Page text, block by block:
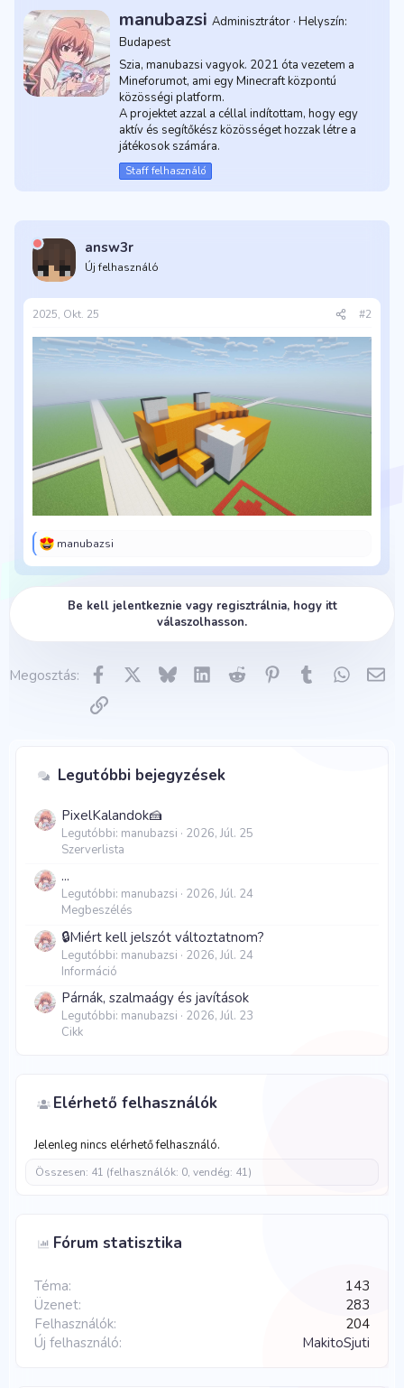
Í
r
t
a
manubazsi Adminisztrátor · Helyszín:
Budapest
Szia, manubazsi vagyok. 2021 óta vezetem a
Mineforumot, ami egy Minecraft központú
közösségi platform.
A projektet azzal a céllal indítottam, hogy egy
aktív és segítőkész közösséget hozzak létre a
játékosok számára.
Staff felhasználó
answ3r
Új felhasználó
2025, Okt. 25 #2
R
e
manubazsi
Be kell jelentkeznie vagy regisztrálnia, hogy itt
válaszolhasson.
Megosztás: Facebook Bluesky LinkedInReddit PinterestTumblr
E-
Link
Legutóbbi bejegyzések
PixelKalandok🍰
Legutóbbi: manubazsi
2026, Júl. 25
Szerverlista
...
Legutóbbi: manubazsi
2026, Júl. 24
Megbeszélés
🔒Miért kell jelszót változtatnom?
Legutóbbi: manubazsi
2026, Júl. 24
Információ
Párnák, szalmaágy és javítások
Legutóbbi: manubazsi
2026, Júl. 23
Cikk
Elérhető felhasználók
Jelenleg nincs elérhető felhasználó.
Összesen: 41 (felhasználók: 0, vendég: 41)
Fórum statisztika
Téma
143
Üzenet
283
Felhasználók
204
Új felhasználó
MakitoSjuti